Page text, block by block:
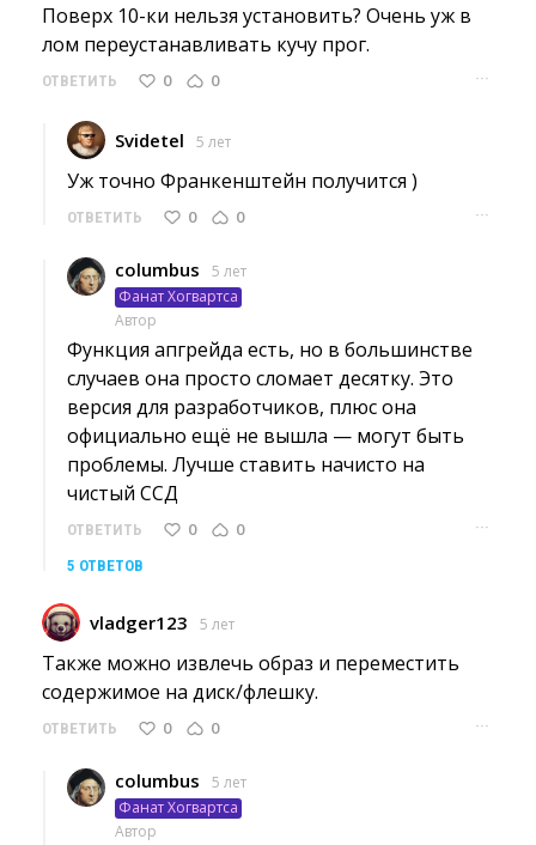
Поверх 10-ки нельзя установить? Очень уж в
лом переустанавливать кучу прог.
ОТВЕТИТЬ 0 0 ···
Svidetel 5 лет
Уж точно Франкенштейн получится )
ОТВЕТИТЬ 0 0 ···
columbus
5 лет
Фанат Хогвартса
Автор
Функция апгрейда есть, но в большинстве
случаев она просто сломает десятку. Это
версия для разработчиков, плюс она
официально ещё не вышла — могут быть
проблемы. Лучше ставить начисто на
чистый ССД
ОТВЕТИТЬ 0 0 ···
5 ОТВЕТОВ
vladger123 5 лет
Также можно извлечь образ и переместить
содержимое на диск/флешку.
ОТВЕТИТЬ 0 0 ···
columbus
5 лет
Фанат Хогвартса
Автор